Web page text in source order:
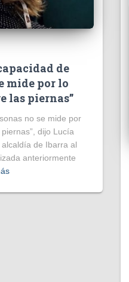
de
mide por lo
las piernas”
no se mide por
dijo Lucía
de Ibarra al
anteriormente